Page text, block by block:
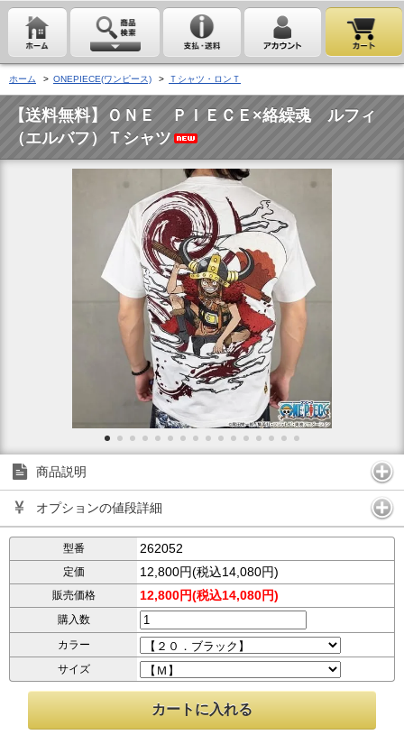
ホーム > ONEPIECE(ワンピース) > Ｔシャツ・ロンＴ
【送料無料】ＯＮＥ ＰＩＥＣＥ×絡繰魂 ルフィ
（エルバフ）Ｔシャツ
商品説明
オプションの値段詳細
型番 262052
定価 12,800円(税込14,080円)
販売価格 12,800円(税込14,080円)
購入数
カラー
サイズ